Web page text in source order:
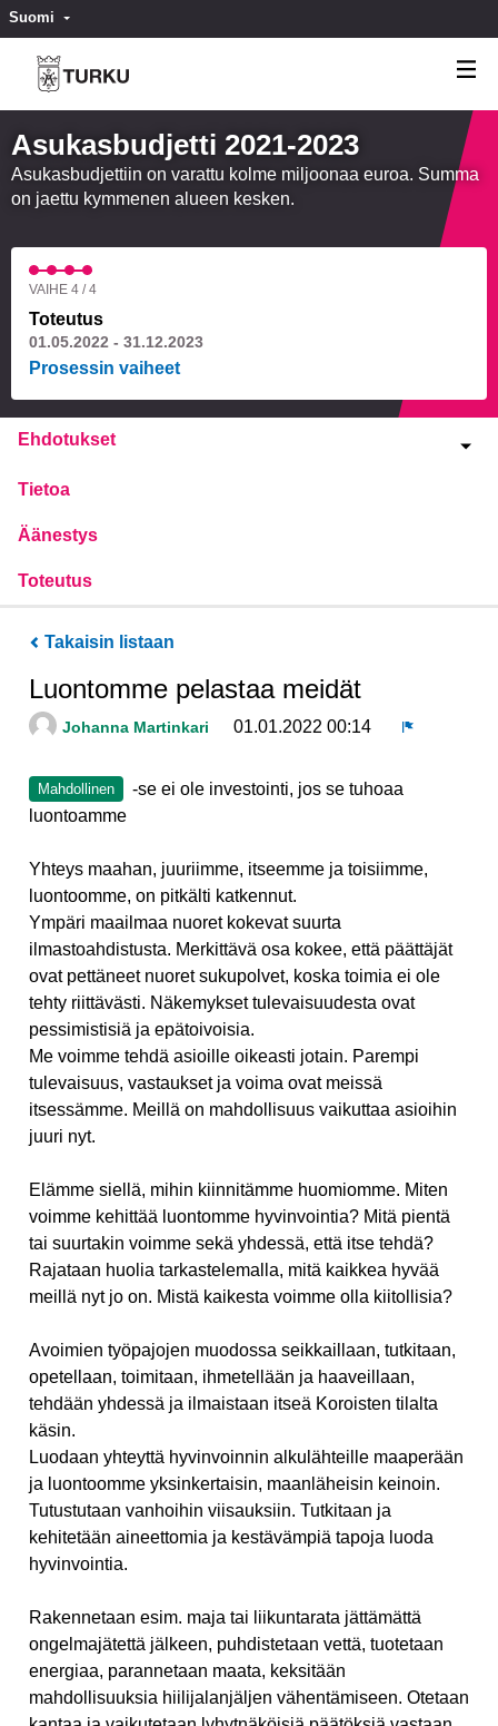
Suomi Valitse kieli
Asukasbudjetti 2021-2023
Asukasbudjettiin on varattu kolme miljoonaa euroa. Summa
on jaettu kymmenen alueen kesken.
VAIHE 4 / 4
Toteutus
01.05.2022 - 31.12.2023
Prosessin vaiheet
Ehdotukset
Tietoa
Äänestys
Toteutus
Takaisin listaan
Luontomme pelastaa meidät
Johanna Martinkari
01.01.2022 00:14
Mahdollinen
-se ei ole investointi, jos se tuhoaa
luontoamme
Yhteys maahan, juuriimme, itseemme ja toisiimme,
luontoomme, on pitkälti katkennut.
Ympäri maailmaa nuoret kokevat suurta
ilmastoahdistusta. Merkittävä osa kokee, että päättäjät
ovat pettäneet nuoret sukupolvet, koska toimia ei ole
tehty riittävästi. Näkemykset tulevaisuudesta ovat
pessimistisiä ja epätoivoisia.
Me voimme tehdä asioille oikeasti jotain. Parempi
tulevaisuus, vastaukset ja voima ovat meissä
itsessämme. Meillä on mahdollisuus vaikuttaa asioihin
juuri nyt.
Elämme siellä, mihin kiinnitämme huomiomme. Miten
voimme kehittää luontomme hyvinvointia? Mitä pientä
tai suurtakin voimme sekä yhdessä, että itse tehdä?
Rajataan huolia tarkastelemalla, mitä kaikkea hyvää
meillä nyt jo on. Mistä kaikesta voimme olla kiitollisia?
Avoimien työpajojen muodossa seikkaillaan, tutkitaan,
opetellaan, toimitaan, ihmetellään ja haaveillaan,
tehdään yhdessä ja ilmaistaan itseä Koroisten tilalta
käsin.
Luodaan yhteyttä hyvinvoinnin alkulähteille maaperään
ja luontoomme yksinkertaisin, maanläheisin keinoin.
Tutustutaan vanhoihin viisauksiin. Tutkitaan ja
kehitetään aineettomia ja kestävämpiä tapoja luoda
hyvinvointia.
Rakennetaan esim. maja tai liikuntarata jättämättä
ongelmajätettä jälkeen, puhdistetaan vettä, tuotetaan
energiaa, parannetaan maata, keksitään
mahdollisuuksia hiilijalanjäljen vähentämiseen. Otetaan